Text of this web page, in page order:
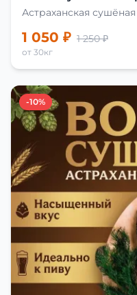
Астраханская
1 050 ₽ 1 250 ₽
от 30кг
-10%